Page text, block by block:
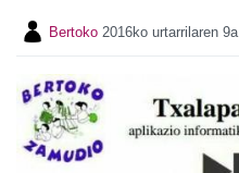
Bertoko 2016ko urtarrilaren 9a